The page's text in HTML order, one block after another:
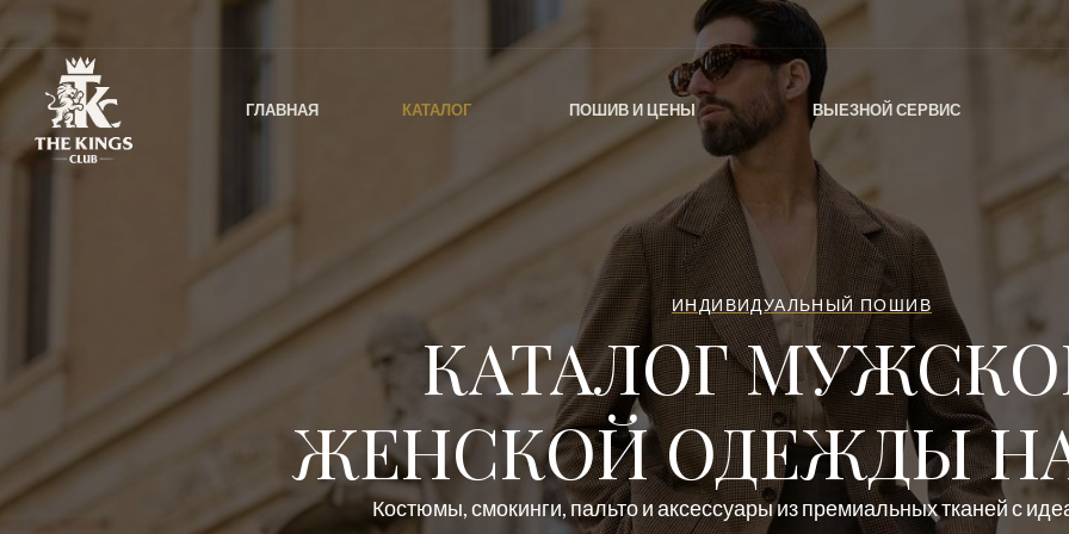
ГЛАВНАЯ КАТАЛОГ ПОШИВ И ЦЕНЫ ВЫЕЗНОЙ СЕРВИС
ИНДИВИДУАЛЬНЫЙ ПОШИВ
КАТАЛОГ
ЖЕНСКОЙ ОДЕЖДЫ
Костюмы, смокинги, пальто и аксессуары из премиальных тканей с